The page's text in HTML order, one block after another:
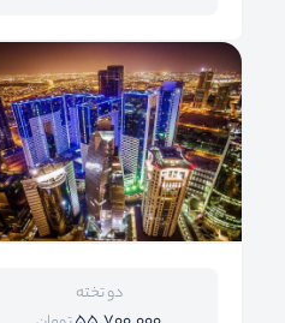
دو تخته